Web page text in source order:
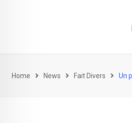
Home News Fait Divers Un